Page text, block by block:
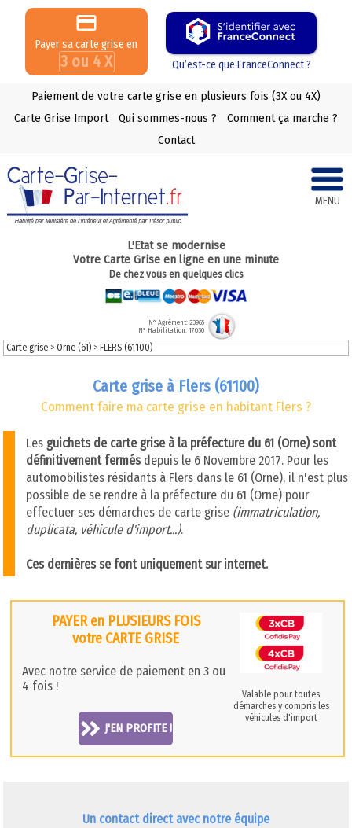
Payer sa carte grise en
3 ou 4 X Qu’est-ce que FranceConnect ?
Paiement de votre carte grise en plusieurs fois (3X ou 4X)
Carte Grise Import
Qui sommes-nous ?
Comment ça marche ?
Contact
MENU
L'Etat se modernise
Votre Carte Grise en ligne en une minute
De chez vous en quelques clics
N° Agrément: 23965
N° Habilitation: 17030
Carte grise >Orne (61)> FLERS (61100)
Carte grise à Flers (61100)
Comment faire ma carte grise en habitant Flers ?
Les guichets de carte grise à la préfecture du 61 (Orne) sont
définitivement fermésdepuis le 6 Novembre 2017. Pour les
automobilistes résidants à Flers dans le 61 (Orne), il n'est plus
possible de se rendre à la préfecture du 61 (Orne) pour
effectuer ses démarches de carte grise (immatriculation,
duplicata, véhicule d'import...).
Ces dernières se font uniquement sur internet.
PAYER en PLUSIEURS FOIS
votre CARTE GRISE
Avec notre service de paiement en 3 ou
4 fois !
J'EN PROFITE !
Valable pour toutes
démarches y compris les
véhicules d'import
Un contact direct avec notre équipe